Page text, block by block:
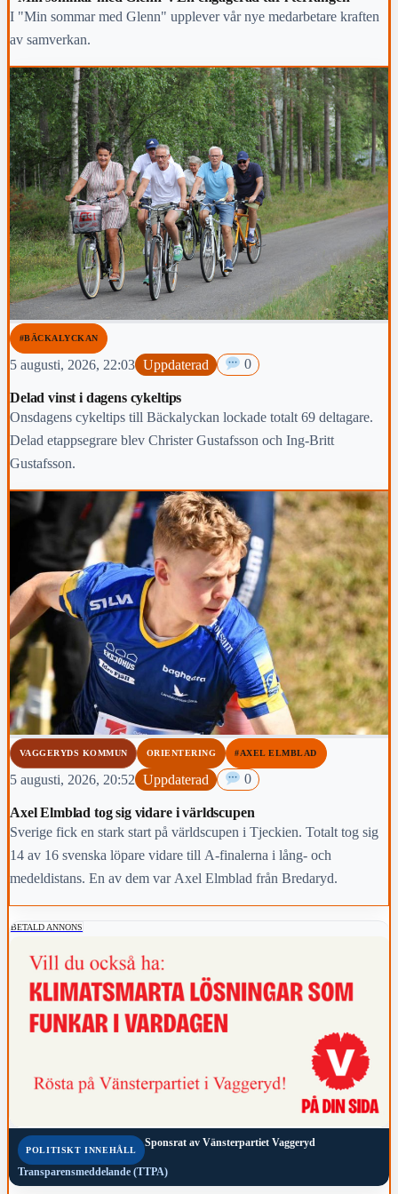
I "Min sommar med Glenn" upplever vår nye medarbetare kraften
av samverkan.
#BÄCKALYCKAN
5 augusti, 2026, 22:03 Uppdaterad 0
Delad vinst i dagens cykeltips
Onsdagens cykeltips till Bäckalyckan lockade totalt 69 deltagare.
Delad etappsegrare blev Christer Gustafsson och Ing-Britt
Gustafsson.
VAGGERYDS KOMMUN ORIENTERING #AXEL ELMBLAD
5 augusti, 2026, 20:52 Uppdaterad 0
Axel Elmblad tog sig vidare i världscupen
Sverige fick en stark start på världscupen i Tjeckien. Totalt tog sig
14 av 16 svenska löpare vidare till A-finalerna i lång- och
medeldistans. En av dem var Axel Elmblad från Bredaryd.
BETALD ANNONS
POLITISKT INNEHÅLL
Sponsrat av Vänsterpartiet Vaggeryd
Transparensmeddelande (TTPA)